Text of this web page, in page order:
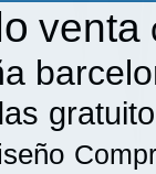
venta
gratuito